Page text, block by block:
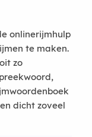
onlinerijmhulp
te maken.
zo
dicht zoveel